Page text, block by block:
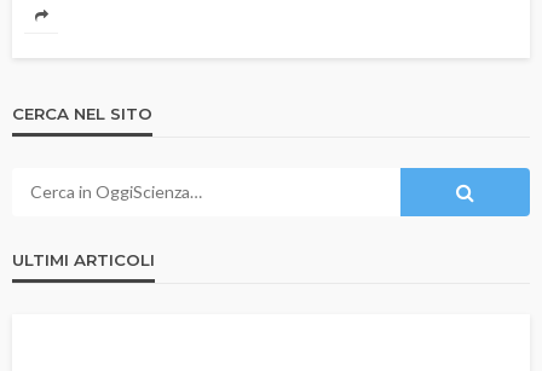
CERCA NEL SITO
ULTIMI ARTICOLI